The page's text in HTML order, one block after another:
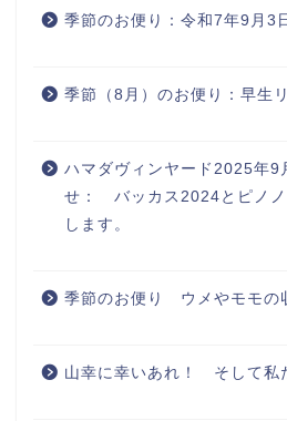
季節のお便り：令和7年9月3
季節（8月）のお便り：早生
ハマダヴィンヤード2025年9
せ： バッカス2024とピノノ
します。
季節のお便り ウメやモモの
山幸に幸いあれ！ そして私